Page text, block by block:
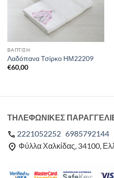
ΒΑΠΤΙΣΗ
Λαδόπανα Τσίρκο ΗΜ22209
€60,00
ΤΗΛΕΦΩΝΙΚΕΣ
2221052252 6985792144
Φύλλα Χαλκίδας, 34100,